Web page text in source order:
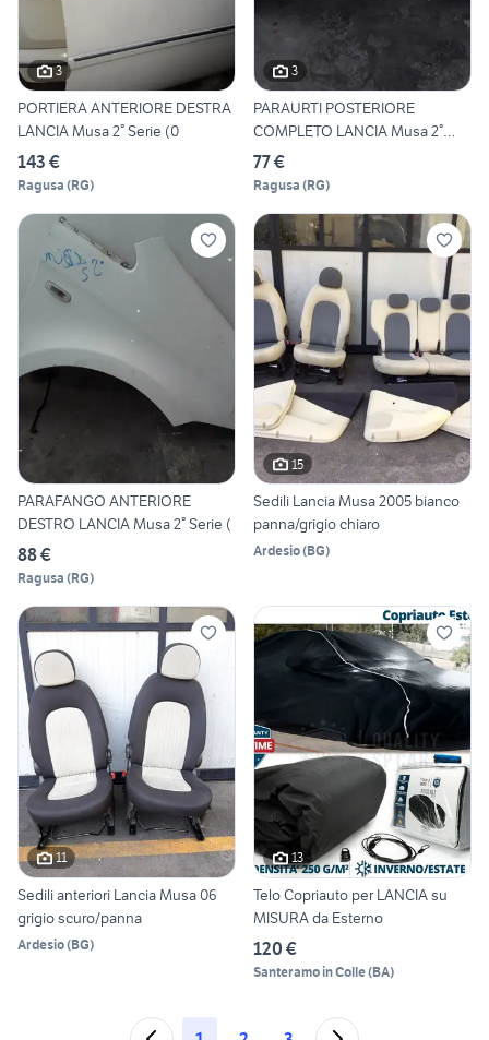
3
PORTIERA ANTERIORE DESTRA
LANCIA Musa 2° Serie (0
143 €
Ragusa (RG)
3
PARAURTI POSTERIORE
COMPLETO LANCIA Musa 2°
Serie
77 €
Ragusa (RG)
PARAFANGO ANTERIORE
DESTRO LANCIA Musa 2° Serie (
88 €
Ragusa (RG)
15
Sedili Lancia Musa 2005 bianco
panna/grigio chiaro
Ardesio(BG)
11
Sedili anteriori Lancia Musa 06
grigio scuro/panna
Ardesio(BG)
13
Telo Copriauto per LANCIA su
MISURA da Esterno
120 €
Santeramo in Colle(BA)